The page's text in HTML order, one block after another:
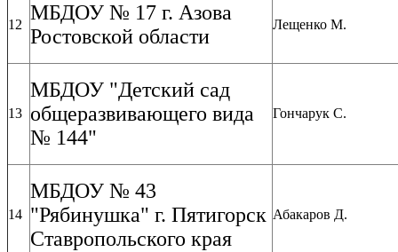
12
МБДОУ № 17 г. Азова
Ростовской области
Лещенко М.
13
МБДОУ "Детский сад
общеразвивающего вида
№ 144"
Гончарук С.
14
МБДОУ № 43
"Рябинушка" г. Пятигорск
Ставропольского края
Абакаров Д.